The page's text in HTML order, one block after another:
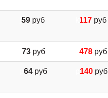
59 руб 117 руб
73 руб 478 руб
64 руб 140 руб